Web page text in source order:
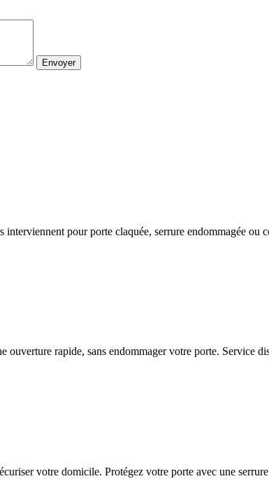
Envoyer
pour porte claquée, serrure endommagée ou
rapide, sans endommager votre porte. Service
votre domicile. Protégez votre porte avec une